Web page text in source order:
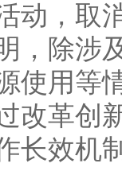
动，取
，除涉
使用等
改革创
长效机制